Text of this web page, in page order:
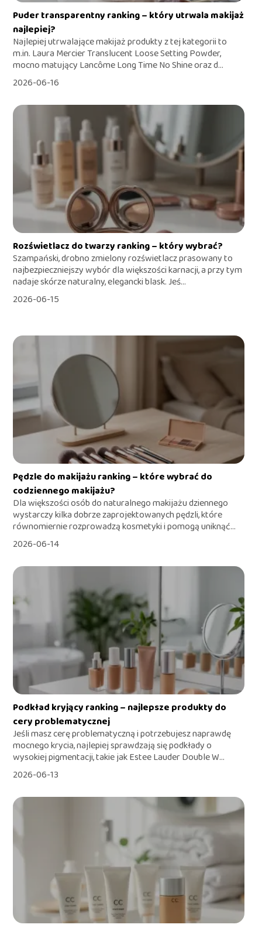
Puder transparentny ranking – który utrwala makijaż
najlepiej?
Najlepiej utrwalające makijaż produkty z tej kategorii to
m.in. Laura Mercier Translucent Loose Setting Powder,
mocno matujący Lancôme Long Time No Shine oraz d...
2026-06-16
Rozświetlacz do twarzy ranking – który wybrać?
Szampański, drobno zmielony rozświetlacz prasowany to
najbezpieczniejszy wybór dla większości karnacji, a przy tym
nadaje skórze naturalny, elegancki blask. Jeś...
2026-06-15
Pędzle do makijażu ranking – które wybrać do
codziennego makijażu?
Dla większości osób do naturalnego makijażu dziennego
wystarczy kilka dobrze zaprojektowanych pędzli, które
równomiernie rozprowadzą kosmetyki i pomogą uniknąć...
2026-06-14
Podkład kryjący ranking – najlepsze produkty do
cery problematycznej
Jeśli masz cerę problematyczną i potrzebujesz naprawdę
mocnego krycia, najlepiej sprawdzają się podkłady o
wysokiej pigmentacji, takie jak Estee Lauder Double W...
2026-06-13